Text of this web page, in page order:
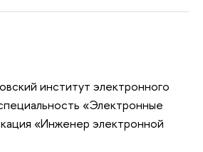
институт электронного
«Электронные
«Инженер электронной